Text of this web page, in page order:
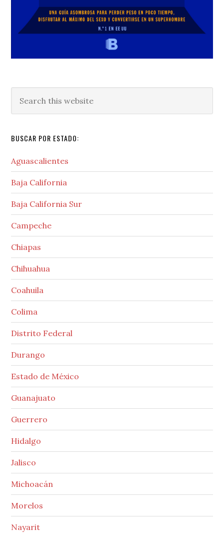
this
BUSCAR POR ESTADO:
Aguascalientes
Baja California
Baja California Sur
Campeche
Chiapas
Chihuahua
Coahuila
Colima
Distrito Federal
Durango
Estado de México
Guanajuato
Guerrero
Hidalgo
Jalisco
Michoacán
Morelos
Nayarit